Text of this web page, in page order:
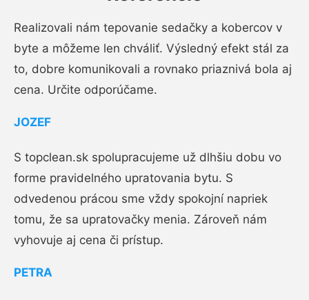
Realizovali nám tepovanie sedačky a kobercov v
byte a môžeme len chváliť. Výsledný efekt stál za
to, dobre komunikovali a rovnako priaznivá bola aj
cena. Určite odporúčame.
JOZEF
S topclean.sk spolupracujeme už dlhšiu dobu vo
forme pravidelného upratovania bytu. S
odvedenou prácou sme vždy spokojní napriek
tomu, že sa upratovačky menia. Zároveň nám
vyhovuje aj cena či prístup.
PETRA